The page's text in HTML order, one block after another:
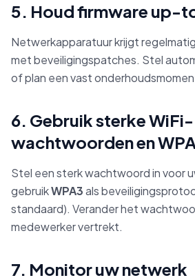
5. Houd firmware up-
Netwerkapparatuur krijgt
met beveiligingspatches. Stel
of plan een vast
6. Gebruik sterke WiFi-
wachtwoorden en
Stel een sterk wachtwoord in voor
gebruikWPA3als
standaard). Verander het
medewerker vertrekt.
7. Monitor uw netwerk